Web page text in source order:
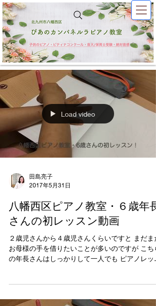
Load video
田島亮子
2017年5月31日
八幡西区ピアノ教室・６歳年長
さんの初レッスン動画
２歳児さんから４歳児さんくらいですと まだま
お母様の手を借りたいことが多いのですが こち
の年長さんはしっかりして一人でも ピアノレッ
の